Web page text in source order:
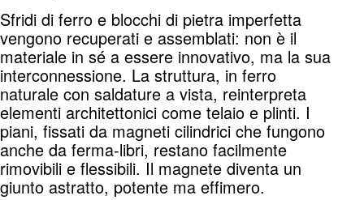
Sfridi di ferro e blocchi di pietra imperfetta
vengono recuperati e assemblati: non è il
materiale in sé a essere innovativo, ma la sua
interconnessione. La struttura, in ferro
naturale con saldature a vista, reinterpreta
elementi architettonici come telaio e plinti. I
piani, fissati da magneti cilindrici che fungono
anche da ferma-libri, restano facilmente
rimovibili e flessibili. Il magnete diventa un
giunto astratto, potente ma effimero.